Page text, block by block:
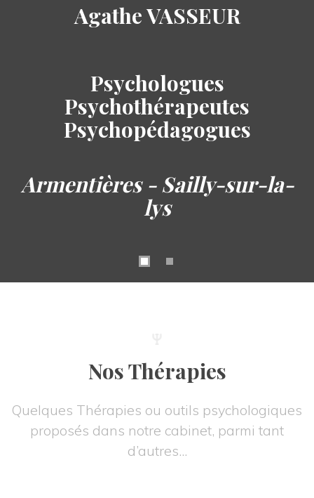
Agathe VASSEUR
Psychologues
Psychothérapeutes
Psychopédagogues
Armentières - Sailly-sur-la-
lys
Nos Thérapies
Quelques Thérapies ou outils psychologiques
proposés dans notre cabinet, parmi tant
d’autres...